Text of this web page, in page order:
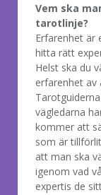
Vem ska
tarotlinje?
Erfarenhet är
hitta rätt
Helst ska du
erfarenhet av
vägledarna
kommer att
som är
att man ska
igenom vad
expertis de